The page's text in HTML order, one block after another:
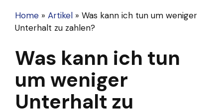
Home » Artikel » Was kann ich tun um weniger
Unterhalt zu zahlen?
Was kann ich tun
um weniger
Unterhalt zu